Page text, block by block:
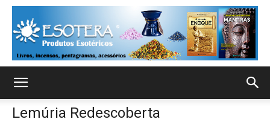
Lemúria Redescoberta